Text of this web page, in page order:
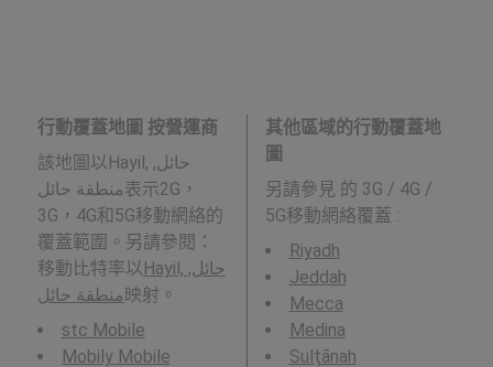
行動覆蓋地圖 按營運商
該地圖以Hayil, حائل,
منطقة حائل表示2G，
3G，4G和5G移動網絡的
覆蓋範圍。另請參閱：
移動比特率以Hayil, حائل,
منطقة حائل映射。
stc Mobile
Mobily Mobile
其他區域的行動覆蓋地
圖
另請參見 的 3G / 4G /
5G移動網絡覆蓋 :
Riyadh
Jeddah
Mecca
Medina
Sulţānah